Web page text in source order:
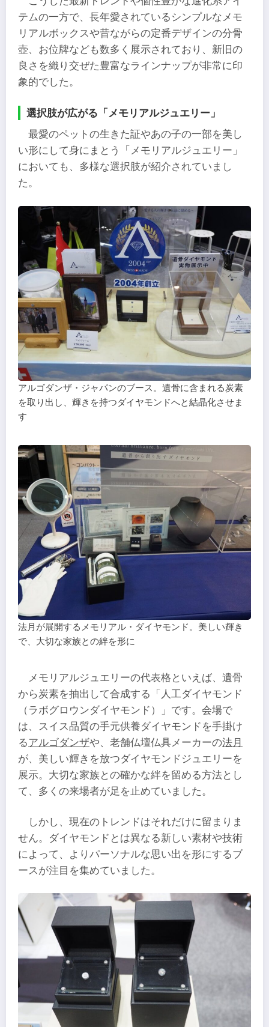
テムの一方で、長年愛されているシンプルなメモ
リアルボックスや昔ながらの定番デザインの分骨
壺、お位牌なども数多く展示されており、新旧の
良さを織り交ぜた豊富なラインナップが非常に印
象的でした。
選択肢が広がる「メモリアルジュエリー」
最愛のペットの生きた証やあの子の一部を美し
い形にして身にまとう「メモリアルジュエリー」
においても、多様な選択肢が紹介されていまし
た。
アルゴダンザ・ジャパンのブース。遺骨に含まれる炭素
を取り出し、輝きを持つダイヤモンドへと結晶化させま
す
法月が展開するメモリアル・ダイヤモンド。美しい輝き
で、大切な家族との絆を形に
メモリアルジュエリーの代表格といえば、遺骨
から炭素を抽出して合成する「人工ダイヤモンド
（ラボグロウンダイヤモンド）」です。会場で
は、スイス品質の手元供養ダイヤモンドを手掛け
るアルゴダンザや、老舗仏壇仏具メーカーの法月
が、美しい輝きを放つダイヤモンドジュエリーを
展示。大切な家族との確かな絆を留める方法とし
て、多くの来場者が足を止めていました。
しかし、現在のトレンドはそれだけに留まりま
せん。ダイヤモンドとは異なる新しい素材や技術
によって、よりパーソナルな思い出を形にするブ
ースが注目を集めていました。